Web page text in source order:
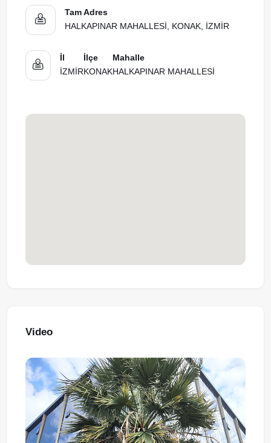
Tam Adres
HALKAPINAR MAHALLESİ, KONAK, İZMİR
İl
İZMİR
İlçe
KONAK
Mahalle
HALKAPINAR MAHALLESİ
Video